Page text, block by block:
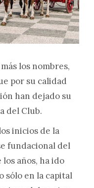
los nombres,
por su calidad
han dejado su
del Club.
inicios de la
fundacional del
años, ha ido
sólo en la capital